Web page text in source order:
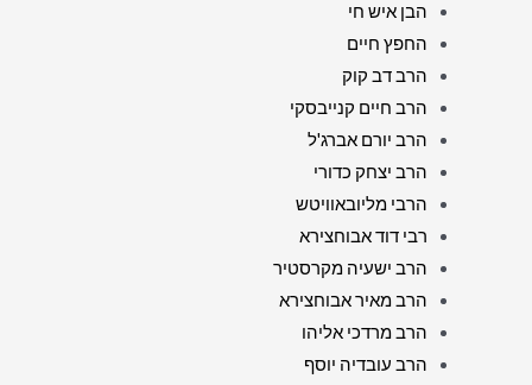
הבן איש חי
החפץ חיים
הרב דב קוק
הרב חיים קנייבסקי
הרב יורם אברג'ל
הרב יצחק כדורי
הרבי מליובאוויטש
רבי דוד אבוחצירא
הרב ישעיה מקרסטיר
הרב מאיר אבוחצירא
הרב מרדכי אליהו
הרב עובדיה יוסף